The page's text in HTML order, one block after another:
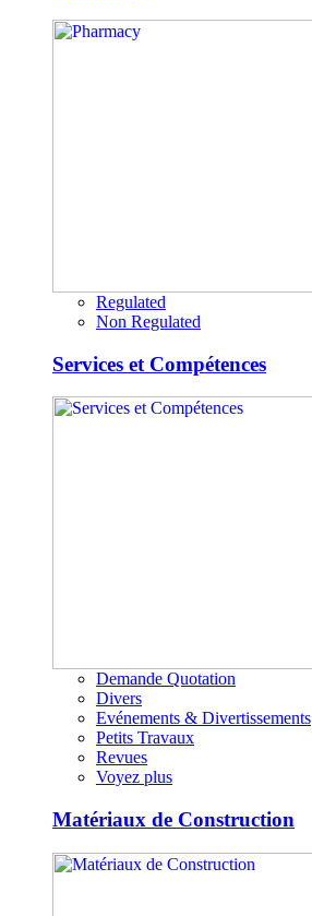
Regulated
Non Regulated
Services et Compétences
Demande Quotation
Divers
Evénements & Divertissements
Petits Travaux
Revues
Voyez plus
Matériaux de Construction